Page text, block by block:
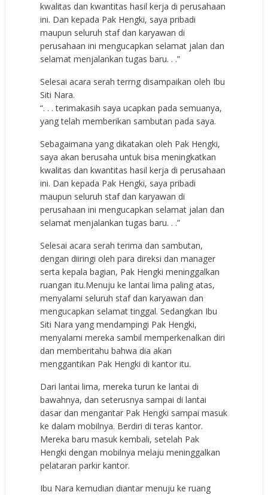
kwalitas dan kwantitas hasil kerja di perusahaan
ini. Dan kepada Pak Hengki, saya pribadi
maupun seluruh staf dan karyawan di
perusahaan ini mengucapkan selamat jalan dan
selamat menjalankan tugas baru. . .”
Selesai acara serah terrng disampaikan oleh Ibu
Siti Nara.
“. . . terimakasih saya ucapkan pada semuanya,
yang telah memberikan sambutan pada saya.
Sebagaimana yang dikatakan oleh Pak Hengki,
saya akan berusaha untuk bisa meningkatkan
kwalitas dan kwantitas hasil kerja di perusahaan
ini. Dan kepada Pak Hengki, saya pribadi
maupun seluruh staf dan karyawan di
perusahaan ini mengucapkan selamat jalan dan
selamat menjalankan tugas baru. . .”
Selesai acara serah terima dan sambutan,
dengan diiringi oleh para direksi dan manager
serta kepala bagian, Pak Hengki meninggalkan
ruangan itu.Menuju ke lantai lima paling atas,
menyalami seluruh staf dan karyawan dan
mengucapkan selamat tinggal. Sedangkan Ibu
Siti Nara yang mendampingi Pak Hengki,
menyalami mereka sambil memperkenalkan diri
dan memberitahu bahwa dia akan
menggantikan Pak Hengki di kantor itu.
Dari lantai lima, mereka turun ke lantai di
bawahnya, dan seterusnya sampai di lantai
dasar dan mengantar Pak Hengki sampai masuk
ke dalam mobilnya. Berdiri di teras kantor.
Mereka baru masuk kembali, setelah Pak
Hengki dengan mobilnya melaju meninggalkan
pelataran parkir kantor.
Ibu Nara kemudian diantar menuju ke ruang